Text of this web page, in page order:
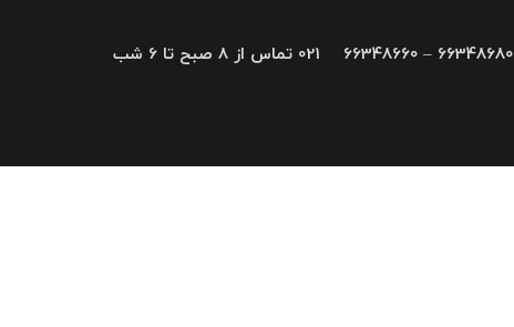
66348680 – 66348660 021 تماس از 8 صبح تا 6 شب